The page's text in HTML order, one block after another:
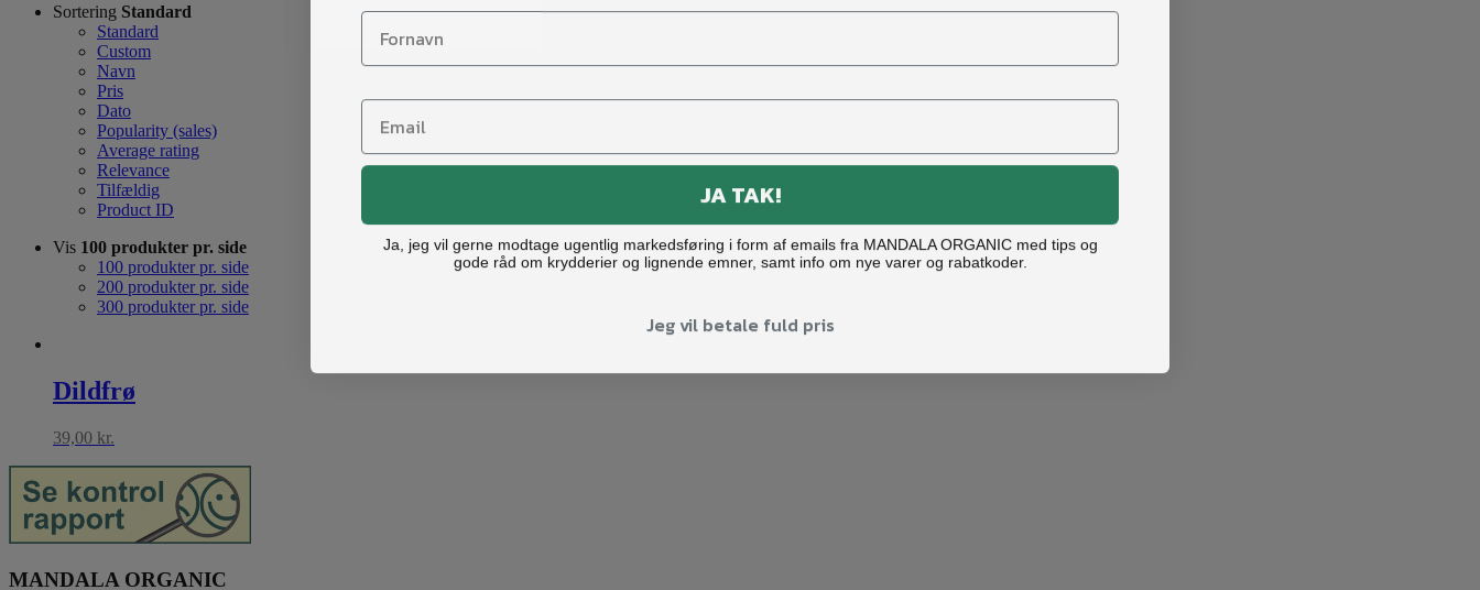
Sortering Standard
Standard
Custom
Navn
Pris
Dato
Popularity (sales)
Average rating
Relevance
Tilfældig
Product ID
Vis 100 produkter pr. side
100 produkter pr. side
200 produkter pr. side
300 produkter pr. side
Dildfrø
39,00 kr.
MANDALA ORGANIC
JA TAK!
Ja, jeg vil gerne modtage ugentlig markedsføring i form af emails fra MANDALA ORGANIC med tips og
gode råd om krydderier og lignende emner, samt info om nye varer og rabatkoder.
Jeg vil betale fuld pris